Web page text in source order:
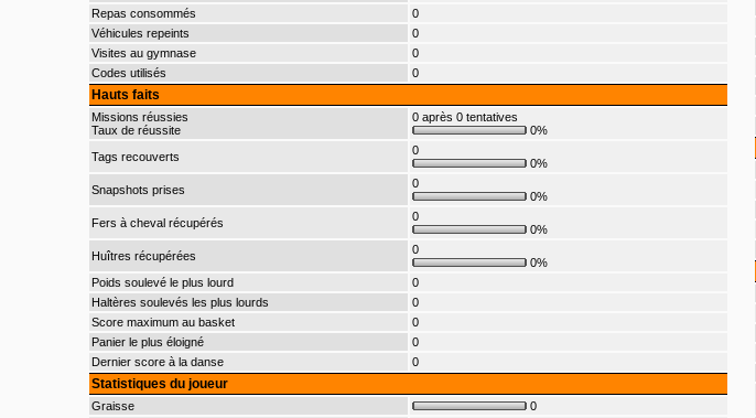
Repas consommés
0
Véhicules repeints
0
Visites au gymnase
0
Codes utilisés
0
Hauts faits
Missions réussies
Taux de réussite
0 après 0 tentatives
0%
Tags recouverts
0
0%
Snapshots prises
0
0%
Fers à cheval récupérés
0
0%
Huîtres récupérées
0
0%
Poids soulevé le plus lourd
0
Haltères soulevés les plus lourds
0
Score maximum au basket
0
Panier le plus éloigné
0
Dernier score à la danse
0
Statistiques du joueur
Graisse
0